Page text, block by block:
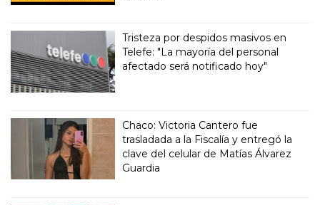
Tristeza por despidos masivos en
Telefe: "La mayoría del personal
afectado será notificado hoy"
Chaco: Victoria Cantero fue
trasladada a la Fiscalía y entregó la
clave del celular de Matías Álvarez
Guardia